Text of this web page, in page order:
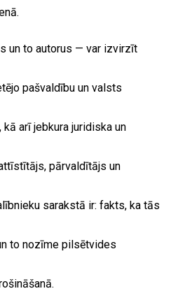
un to autorus — var izvirzīt
pašvaldību un valsts
arī jebkura juridiska un
pārvaldītājs un
sarakstā ir: fakts, ka tās
to nozīme pilsētvides